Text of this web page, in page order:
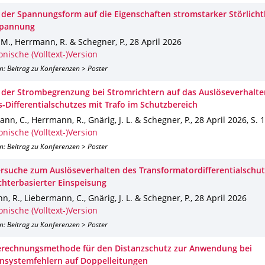
der Spannungsform auf die Eigenschaften stromstarker
Herrmann, R. & Schegner, P., 28 April 2026
(Volltext-)Version
Beitrag zu Konferenzen > Poster
der Strombegrenzung bei Stromrichtern auf das
Differentialschutzes mit Trafo im Schutzbereich
C., Herrmann, R., Gnärig, J. L. & Schegner, P., 28 April 2026, S. 1
(Volltext-)Version
Beitrag zu Konferenzen > Poster
zum Auslöseverhalten des
Einspeisung
R., Liebermann, C., Gnärig, J. L. & Schegner, P., 28 April 2026
(Volltext-)Version
Beitrag zu Konferenzen > Poster
für den Distanzschutz zur Anwendung bei
auf Doppelleitungen